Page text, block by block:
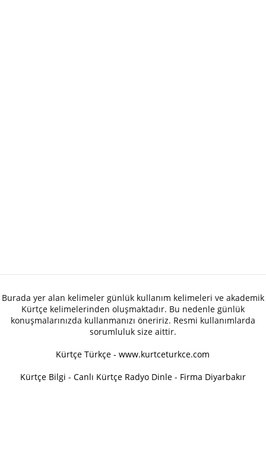
Burada yer alan kelimeler günlük kullanım kelimeleri ve akademik
Kürtçe kelimelerinden oluşmaktadır. Bu nedenle günlük
konuşmalarınızda kullanmanızı öneririz. Resmi kullanımlarda
sorumluluk size aittir.
Kürtçe Türkçe - www.kurtceturkce.com
Kürtçe Bilgi - Canlı Kürtçe Radyo Dinle - Firma Diyarbakır